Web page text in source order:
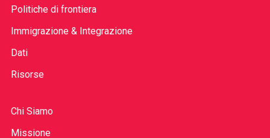
Politiche di frontiera
Immigrazione & Integrazione
Dati
Risorse
Chi Siamo
Missione